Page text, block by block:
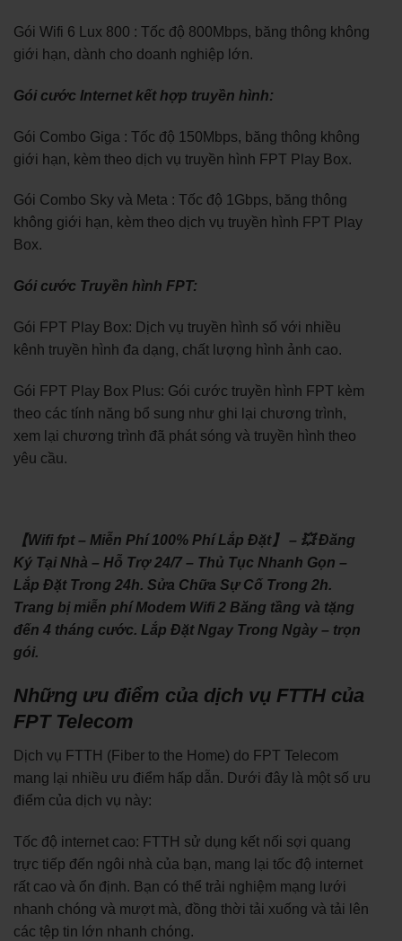
Gói Wifi 6 Lux 800 : Tốc độ 800Mbps, băng thông không
giới hạn, dành cho doanh nghiệp lớn.
Gói cước Internet kết hợp truyền hình:
Gói Combo Giga : Tốc độ 150Mbps, băng thông không
giới hạn, kèm theo dịch vụ truyền hình FPT Play Box.
Gói Combo Sky và Meta : Tốc độ 1Gbps, băng thông
không giới hạn, kèm theo dịch vụ truyền hình FPT Play
Box.
Gói cước Truyền hình FPT:
Gói FPT Play Box: Dịch vụ truyền hình số với nhiều
kênh truyền hình đa dạng, chất lượng hình ảnh cao.
Gói FPT Play Box Plus: Gói cước truyền hình FPT kèm
theo các tính năng bổ sung như ghi lại chương trình,
xem lại chương trình đã phát sóng và truyền hình theo
yêu cầu.
【Wifi fpt – Miễn Phí 100% Phí Lắp Đặt】 – 💥 Đăng
Ký Tại Nhà – Hỗ Trợ 24/7 – Thủ Tục Nhanh Gọn –
Lắp Đặt Trong 24h. Sửa Chữa Sự Cố Trong 2h.
Trang bị miễn phí Modem Wifi 2 Băng tầng và tặng
đến 4 tháng cước. Lắp Đặt Ngay Trong Ngày – trọn
gói.
Những ưu điểm của dịch vụ FTTH của
FPT Telecom
Dịch vụ FTTH (Fiber to the Home) do FPT Telecom
mang lại nhiều ưu điểm hấp dẫn. Dưới đây là một số ưu
điểm của dịch vụ này:
Tốc độ internet cao: FTTH sử dụng kết nối sợi quang
trực tiếp đến ngôi nhà của bạn, mang lại tốc độ internet
rất cao và ổn định. Bạn có thể trải nghiệm mạng lưới
nhanh chóng và mượt mà, đồng thời tải xuống và tải lên
các tệp tin lớn nhanh chóng.